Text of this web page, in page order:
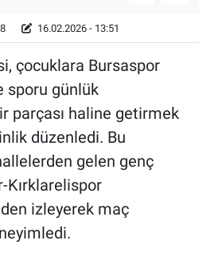
16.02.2026 - 13:51
çocuklara Bursaspor
sporu günlük
parçası haline getirmek
düzenledi. Bu
gelen genç
Kırklarelispor
izleyerek maç